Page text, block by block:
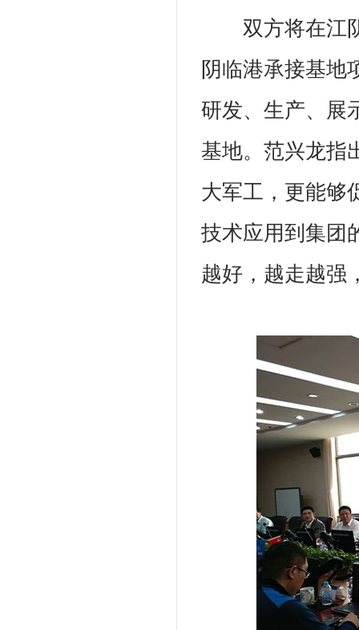
双方将在江
阴临港承接基地
研发、生产、展
基地。范兴龙指
大军工，更能够
技术应用到集团
越好，越走越强